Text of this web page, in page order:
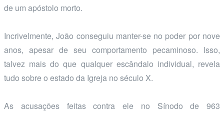
de um apóstolo morto.
Incrivelmente, João conseguiu manter-se no poder por nove
anos, apesar de seu comportamento pecaminoso. Isso,
talvez mais do que qualquer escândalo individual, revela
tudo sobre o estado da Igreja no século X.
As acusações feitas contra ele no Sínodo de 963